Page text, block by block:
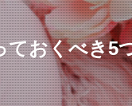
おくべき5